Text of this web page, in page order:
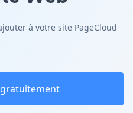
à votre site PageCloud